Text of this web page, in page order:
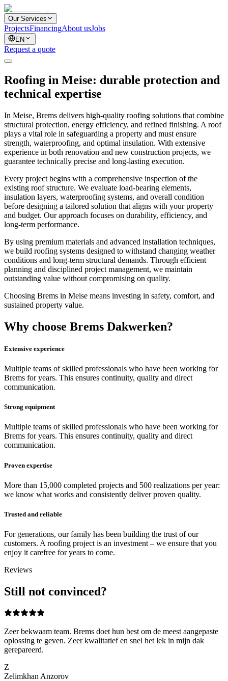
Our Services
ProjectsFinancingAbout usJobs
EN
Request a quote
Roofing in Meise: durable protection and
technical expertise
In Meise, Brems delivers high-quality roofing solutions that combine
structural protection, energy efficiency, and refined finishing. A roof
plays a vital role in safeguarding a property and must ensure
strength, waterproofing, and optimal insulation. With extensive
experience in both renovation and new construction projects, we
guarantee technically precise and long-lasting execution.
Every project begins with a comprehensive inspection of the
existing roof structure. We evaluate load-bearing elements,
insulation layers, waterproofing systems, and overall condition
before designing a tailored solution that aligns with your property
and budget. Our approach focuses on durability, efficiency, and
long-term performance.
By using premium materials and advanced installation techniques,
we build roofing systems designed to withstand changing weather
conditions and long-term structural demands. Through efficient
planning and disciplined project management, we maintain
outstanding value without compromising on quality.
Choosing Brems in Meise means investing in safety, comfort, and
sustained property value.
Why choose Brems Dakwerken?
Extensive experience
Multiple teams of skilled professionals who have been working for
Brems for years. This ensures continuity, quality and direct
communication.
Strong equipment
Multiple teams of skilled professionals who have been working for
Brems for years. This ensures continuity, quality and direct
communication.
Proven expertise
More than 15,000 completed projects and 500 realizations per year:
we know what works and consistently deliver proven quality.
Trusted and reliable
For generations, our family has been building the trust of our
customers. A roofing project is an investment – we ensure that you
enjoy it carefree for years to come.
Reviews
Still not convinced?
Zeer bekwaam team. Brems doet hun best om de meest aangepaste
oplossing te geven. Zeer kwalitatief en snel het lek in mijn dak
gerepareerd.
Z
Zelimkhan Anzorov